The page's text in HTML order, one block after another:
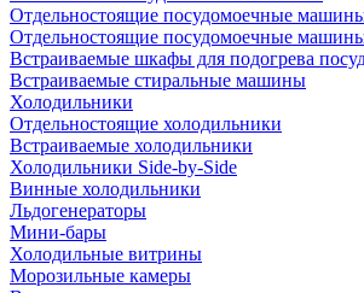
Отдельностоящие посудомоечные
Отдельностоящие посудомоечные
Встраиваемые шкафы для подогрева
Встраиваемые стиральные машины
Холодильники
Отдельностоящие холодильники
Встраиваемые холодильники
Холодильники Side-by-Side
Винные холодильники
Льдогенераторы
Мини-бары
Холодильные витрины
Морозильные камеры